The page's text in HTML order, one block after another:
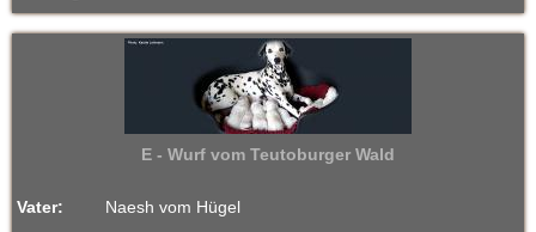
E - Wurf vom Teutoburger Wald
Vater: Naesh vom Hügel